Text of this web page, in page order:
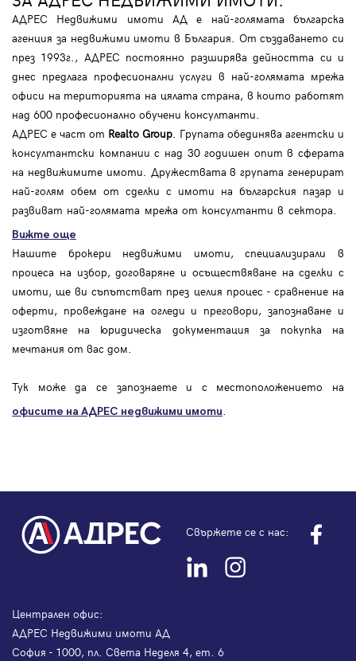
АДРЕС Недвижими имоти АД е най-голямата българска
агенция за недвижими имоти в България. От създаването си
през 1993г., АДРЕС постоянно разширява дейността си и
днес предлага професионални услуги в най-голямата мрежа
офиси на територията на цялата страна, в които работят
над 600 професионално обучени консултанти.
АДРЕС е част от Realto Group. Групата обединява агентски и
консултантски компании с над 30 годишен опит в сферата
на недвижимите имоти. Дружествата в групата генерират
най-голям обем от сделки с имоти на българския пазар и
развиват най-голямата мрежа от консултанти в сектора.
Вижте още
Нашите брокери недвижими имоти, специализирали в
процеса на избор, договаряне и осъществяване на сделки с
имоти, ще ви съпътстват през целия процес - сравнение на
оферти, провеждане на огледи и преговори, запознаване и
изготвяне на юридическа документация за покупка на
мечтания от вас дом.
Тук може да се запознаете и с местоположението на
офисите на АДРЕС недвижими имоти.
Свържете се с нас:
Централен офис:
АДРЕС Недвижими имоти АД
София - 1000, пл. Света Неделя 4, ет. 6